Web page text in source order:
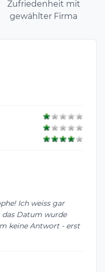
Zufriedenheit mit
gewählter Firma
Ich weiss gar
das Datum wurde
keine Antwort - erst